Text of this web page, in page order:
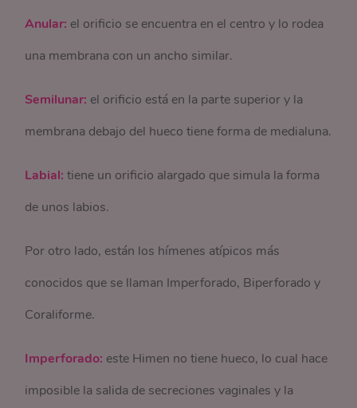
Anular: el orificio se encuentra en el centro y lo rodea
una membrana con un ancho similar.
Semilunar: el orificio está en la parte superior y la
membrana debajo del hueco tiene forma de medialuna.
Labial: tiene un orificio alargado que simula la forma
de unos labios.
Por otro lado, están los hímenes atípicos más
conocidos que se llaman Imperforado, Biperforado y
Coraliforme.
Imperforado: este Himen no tiene hueco, lo cual hace
imposible la salida de secreciones vaginales y la